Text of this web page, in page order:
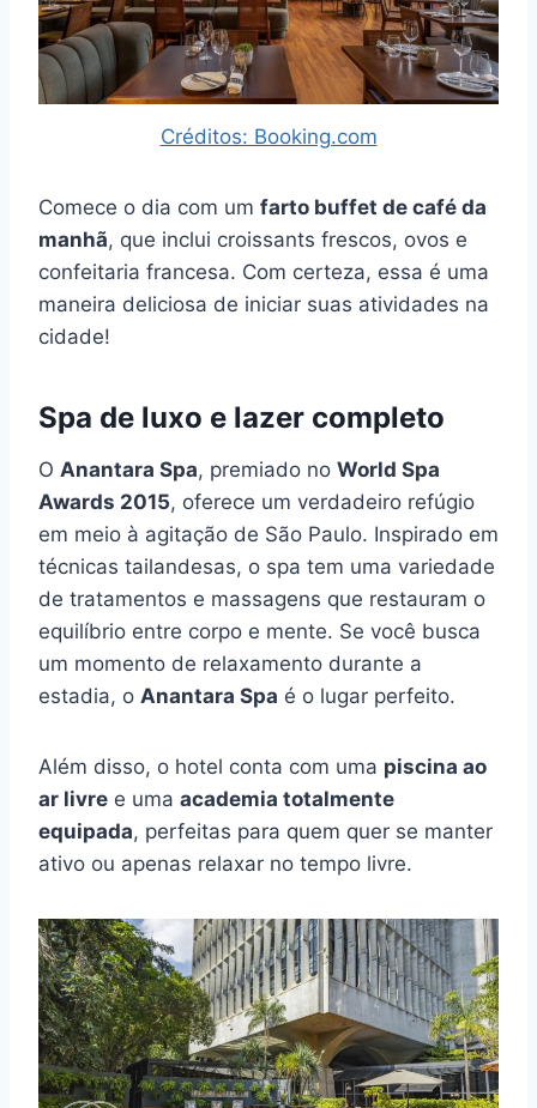
Créditos: Booking.com
Comece o dia com um farto buffet de café da
manhã, que inclui croissants frescos, ovos e
confeitaria francesa. Com certeza, essa é uma
maneira deliciosa de iniciar suas atividades na
cidade!
Spa de luxo e lazer completo
O Anantara Spa, premiado no World Spa
Awards 2015, oferece um verdadeiro refúgio
em meio à agitação de São Paulo. Inspirado em
técnicas tailandesas, o spa tem uma variedade
de tratamentos e massagens que restauram o
equilíbrio entre corpo e mente. Se você busca
um momento de relaxamento durante a
estadia, o Anantara Spa é o lugar perfeito.
Além disso, o hotel conta com uma piscina ao
ar livre e uma academia totalmente
equipada, perfeitas para quem quer se manter
ativo ou apenas relaxar no tempo livre.